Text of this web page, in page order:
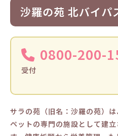
沙羅の苑 北バイパ
0800-200-
受付
サラの苑（旧名：沙羅の苑）
ペットの専門の施設として建